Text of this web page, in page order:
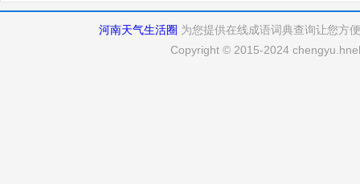
河南天气生活圈 为您提供在线成语词典查询让您方
Copyright © 2015-2024